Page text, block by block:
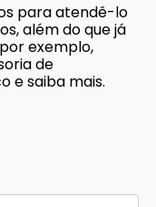
para atendê-lo
além do que já
exemplo,
de
e saiba mais.